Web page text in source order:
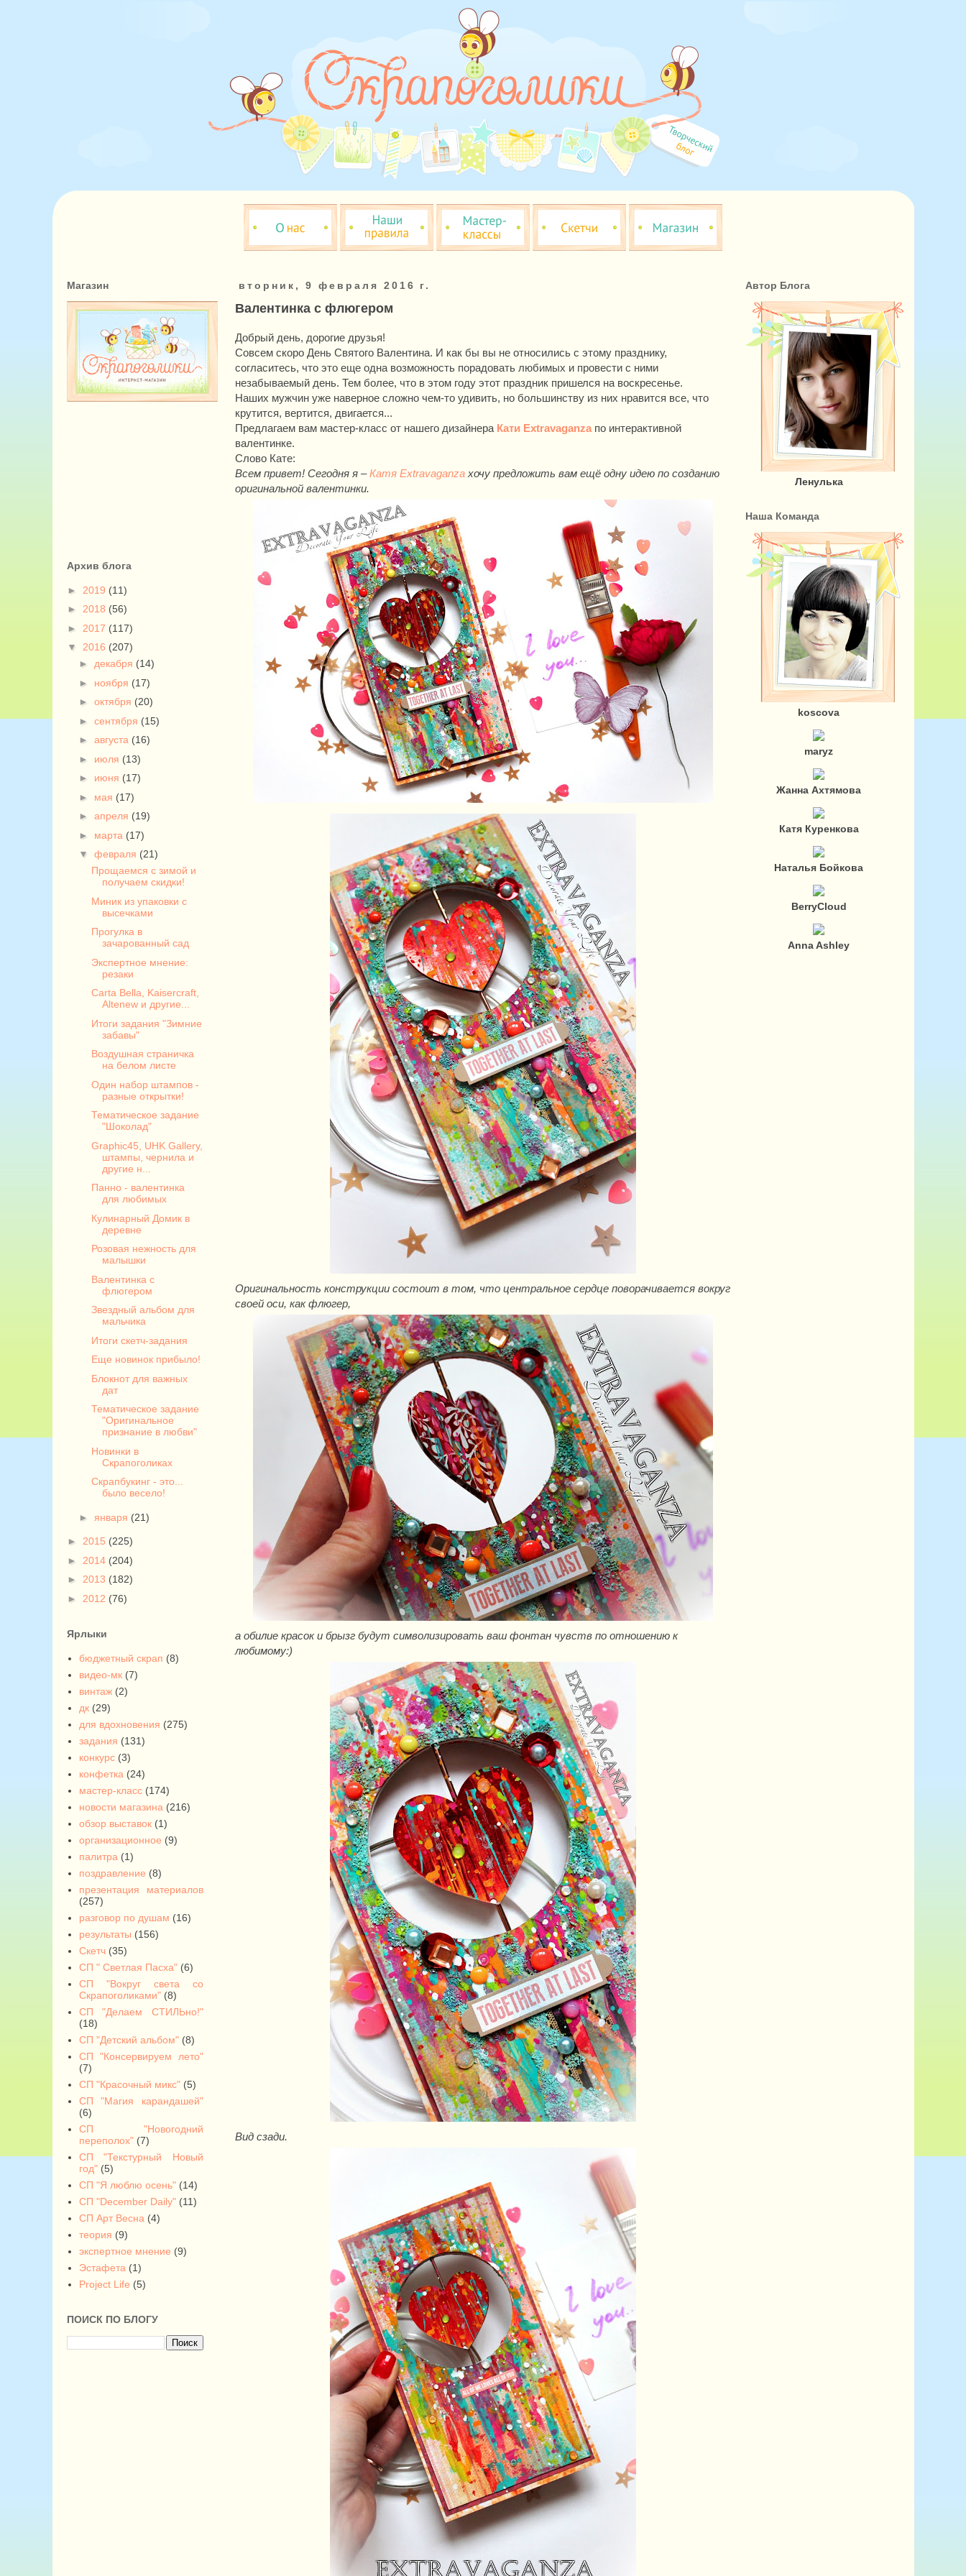
вторник, 9 февраля 2016 г.
Валентинка с флюгером
Добрый день, дорогие друзья!
Совсем скоро День Святого Валентина. И как бы вы не относились с этому празднику,
согласитесь, что это еще одна возможность порадовать любимых и провести с ними
незабываемый день. Тем более, что в этом году этот праздник пришелся на воскресенье.
Наших мужчин уже наверное сложно чем-то удивить, но большинству из них нравится все, что
крутится, вертится, двигается...
Предлагаем вам мастер-класс от нашего дизайнера Кати Extravaganzaпо интерактивной
валентинке.
Слово Кате:
Всем привет! Сегодня я –Катя Extravaganza хочу предложить вам ещё одну идею по созданию
оригинальной валентинки.
Оригинальность конструкции состоит в том, что центральное сердце поворачивается вокруг
своей оси, как флюгер,
а обилие красок и брызг будут символизировать ваш фонтан чувств по отношению к
любимому:)
Вид сзади.
Магазин
Архив блога
► 2019 (11)
► 2018 (56)
► 2017 (117)
▼ 2016 (207)
► декабря (14)
► ноября (17)
►октября (20)
►сентября (15)
►августа (16)
► июля (13)
► июня (17)
► мая (17)
►апреля (19)
► марта (17)
▼февраля (21)
Прощаемся с зимой и
получаем скидки!
Миник из упаковки с
высечками
Прогулка в
зачарованный сад
Экспертное мнение:
резаки
Carta Bella, Kaisercraft,
Altenew и другие...
Итоги задания "Зимние
забавы"
Воздушная страничка
на белом листе
Один набор штампов -
разные открытки!
Тематическое задание
"Шоколад"
Graphic45, UHK Gallery,
штампы, чернила и
другие н...
Панно - валентинка
для любимых
Кулинарный Домик в
деревне
Розовая нежность для
малышки
Валентинка с
флюгером
Звездный альбом для
мальчика
Итоги скетч-задания
Еще новинок прибыло!
Блокнот для важных
дат
Тематическое задание
"Оригинальное
признание в любви"
Новинки в
Скрапоголиках
Скрапбукинг - это...
было весело!
► января (21)
► 2015 (225)
► 2014 (204)
► 2013 (182)
► 2012 (76)
Ярлыки
бюджетный скрап (8)
видео-мк (7)
винтаж (2)
дк (29)
для вдохновения (275)
задания (131)
конкурс (3)
конфетка (24)
мастер-класс (174)
новости магазина (216)
обзор выставок (1)
организационное (9)
палитра (1)
поздравление (8)
презентация материалов
(257)
разговор по душам (16)
результаты (156)
Скетч (35)
СП " Светлая Пасха" (6)
СП "Вокруг света со
Скрапоголиками" (8)
СП "Делаем СТИЛЬно!"
(18)
СП "Детский альбом" (8)
СП "Консервируем лето"
(7)
СП "Красочный микс" (5)
СП "Магия карандашей"
(6)
СП "Новогодний
переполох" (7)
СП "Текстурный Новый
год" (5)
СП "Я люблю осень" (14)
СП "December Daily" (11)
СП Арт Весна (4)
теория (9)
экспертное мнение (9)
Эстафета (1)
Project Life (5)
ПОИСК ПО БЛОГУ
Автор Блога
Ленулька
Наша Команда
koscova
maryz
Жанна Ахтямова
Катя Куренкова
Наталья Бойкова
BerryCloud
Anna Ashley